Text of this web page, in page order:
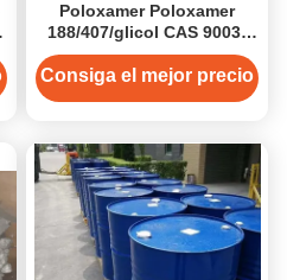
Poloxamer Poloxamer
188/407/glicol CAS 9003-
11-6 del polipropileno del
polietileno
Consiga el mejor precio